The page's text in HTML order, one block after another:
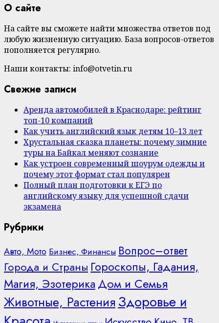
О сайте
На сайте вы сможете найти множества ответов под
любую жизненную ситуацию. База вопросов-ответов
пополняется регулярно.
Наши контакты: info@otvetin.ru
Свежие записи
Аренда автомобилей в Краснодаре: рейтинг
топ-10 компаний
Как учить английский язык детям 10–13 лет
Хрустальная сказка планеты: почему зимние
туры на Байкал меняют сознание
Как устроен современный шоурум одежды и
почему этот формат стал популярен
Полный план подготовки к ЕГЭ по
английскому языку для успешной сдачи
экзамена
Рубрики
Авто, Мото Бизнес, Финансы Вопрос–ответ
Города и Страны Гороскопы, Гадания,
Магия, Эзотерика Дом и Семья
Животные, Растения Здоровье и